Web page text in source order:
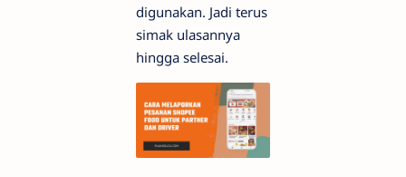
digunakan. Jadi terus
simak ulasannya
hingga selesai.